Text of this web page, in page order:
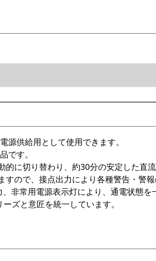
源供給用として使用できます。
です。
的に切り替わり、約30分の安定した直流
すので、接点出力により各種警告・警報
非常用電源表示灯により、通電状態を
ズと意匠を統一しています。